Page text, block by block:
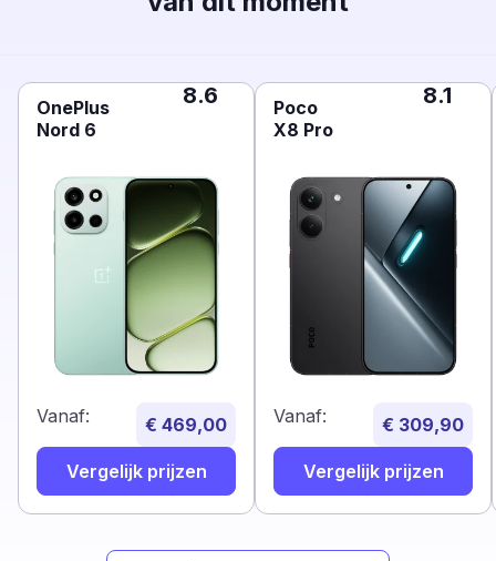
OnePlus
Nord 6
8.6
Vanaf: € 469,00
Vergelijk prijzen
Poco
X8 Pro
8.1
Vanaf: € 309,90
Vergelijk prijzen